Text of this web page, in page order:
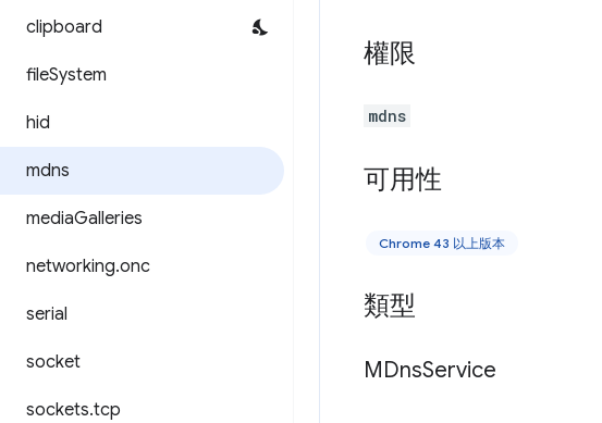
clipboard
fileSystem
hid
mdns
mediaGalleries
networking.onc
serial
socket
sockets.tcp
權限
mdns
可用性
Chrome 43 以上版本
類型
MDnsService